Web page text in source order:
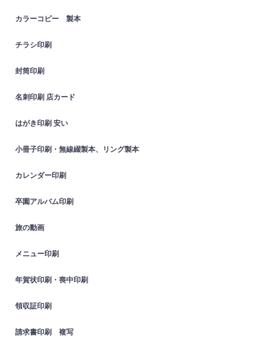
カラーコピー 製本
チラシ印刷
封筒印刷
名刺印刷 店カード
はがき印刷 安い
小冊子印刷・無線綴製本、リング製本
カレンダー印刷
卒園アルバム印刷
旅の動画
メニュー印刷
年賀状印刷・喪中印刷
領収証印刷
請求書印刷 複写